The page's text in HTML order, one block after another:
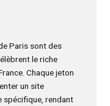
Paris sont des
le riche
Chaque jeton
un site
spécifique, rendant